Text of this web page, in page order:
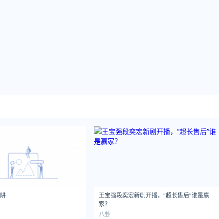
王宝强段奕宏新剧开播，“超长售后”谁是赢
家？
八卦